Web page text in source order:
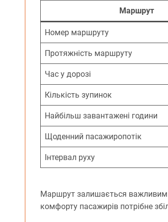
Маршрут
Номер маршруту
Протяжність маршруту
Час у дорозі
Кількість зупинок
Найбільш завантажені години
Щоденний пасажиропотік
Інтервал руху
Маршрут залишається важливим
комфорту пасажирів потрібне